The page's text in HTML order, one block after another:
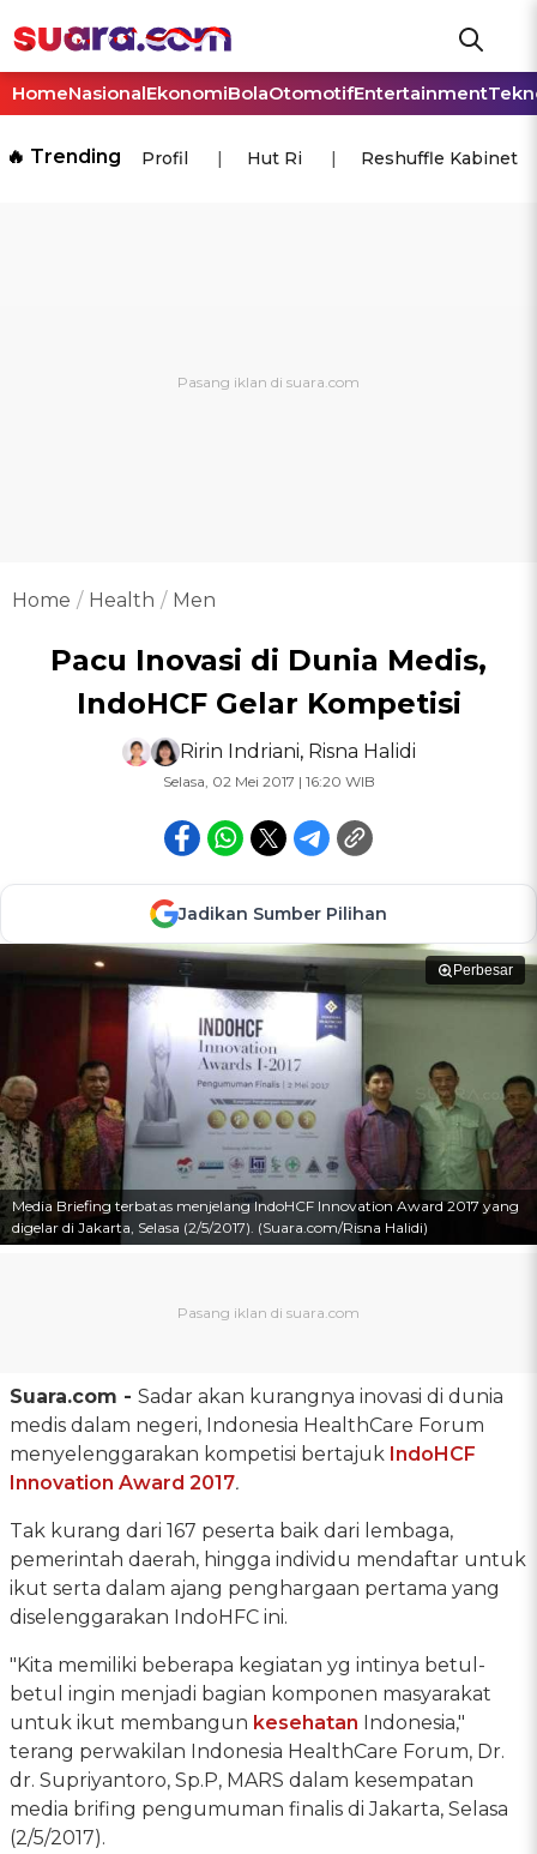
HomeNasionalEkonomiBolaOtomotifEntertainment
🔥 Trending Profil Hut Ri Reshuffle Kabinet
Home Health Men
Pacu Inovasi di Dunia Medis,
IndoHCF Gelar Kompetisi
Ririn Indriani, Risna Halidi
Selasa, 02 Mei 2017 | 16:20 WIB
Jadikan Sumber Pilihan
Perbesar
Media Briefing terbatas menjelang IndoHCF Innovation Award 2017 yang
digelar di Jakarta, Selasa (2/5/2017). (Suara.com/Risna Halidi)
Suara.com - Sadar akan kurangnya inovasi di dunia
medis dalam negeri, Indonesia HealthCare Forum
menyelenggarakan kompetisi bertajuk IndoHCF
Innovation Award 2017.
Tak kurang dari 167 peserta baik dari lembaga,
pemerintah daerah, hingga individu mendaftar untuk
ikut serta dalam ajang penghargaan pertama yang
diselenggarakan IndoHFC ini.
"Kita memiliki beberapa kegiatan yg intinya betul-
betul ingin menjadi bagian komponen masyarakat
untuk ikut membangun kesehatan Indonesia,"
terang perwakilan Indonesia HealthCare Forum, Dr.
dr. Supriyantoro, Sp.P, MARS dalam kesempatan
media brifing pengumuman finalis di Jakarta, Selasa
(2/5/2017).